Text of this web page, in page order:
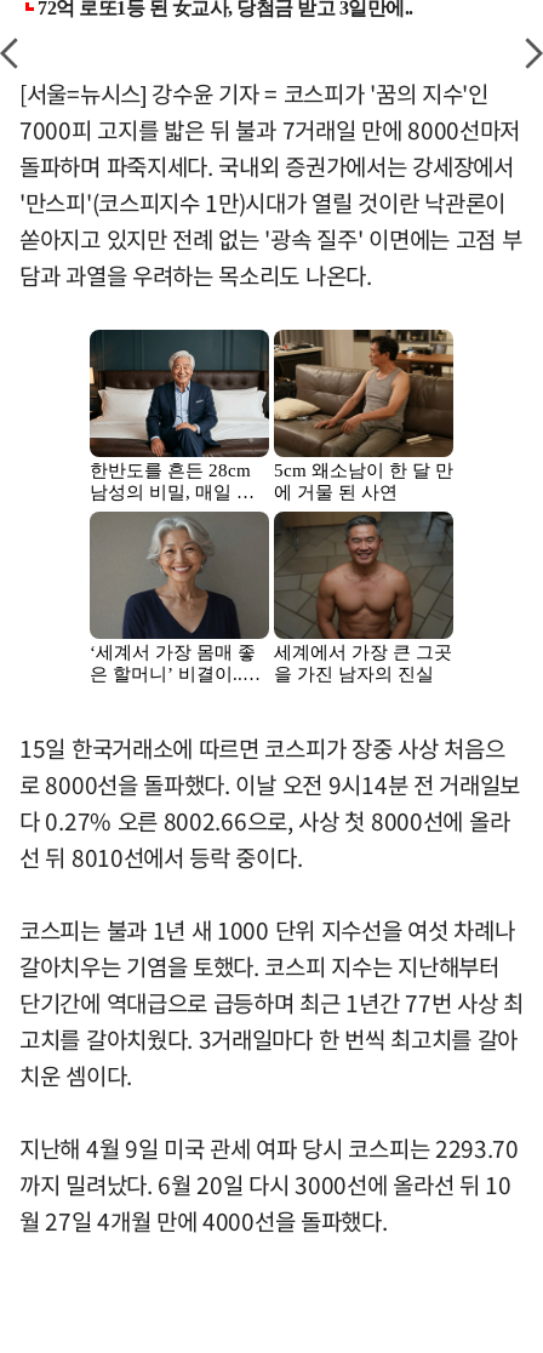
[서울=뉴시스] 강수윤 기자 = 코스피가 '꿈의 지수'인
7000피 고지를 밟은 뒤 불과 7거래일 만에 8000선마저
돌파하며 파죽지세다. 국내외 증권가에서는 강세장에서
'만스피'(코스피지수 1만)시대가 열릴 것이란 낙관론이
쏟아지고 있지만 전례 없는 '광속 질주' 이면에는 고점 부
담과 과열을 우려하는 목소리도 나온다.
15일 한국거래소에 따르면 코스피가 장중 사상 처음으
로 8000선을 돌파했다. 이날 오전 9시14분 전 거래일보
다 0.27% 오른 8002.66으로, 사상 첫 8000선에 올라
선 뒤 8010선에서 등락 중이다.
코스피는 불과 1년 새 1000 단위 지수선을 여섯 차례나
갈아치우는 기염을 토했다. 코스피 지수는 지난해부터
단기간에 역대급으로 급등하며 최근 1년간 77번 사상 최
고치를 갈아치웠다. 3거래일마다 한 번씩 최고치를 갈아
치운 셈이다.
지난해 4월 9일 미국 관세 여파 당시 코스피는 2293.70
까지 밀려났다. 6월 20일 다시 3000선에 올라선 뒤 10
월 27일 4개월 만에 4000선을 돌파했다.